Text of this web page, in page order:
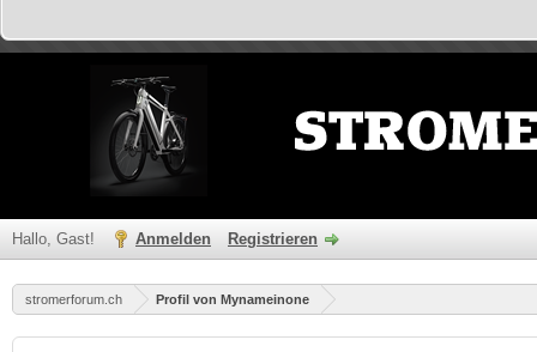
Hallo, Gast! Anmelden Registrieren
stromerforum.ch Profil von Mynameinone